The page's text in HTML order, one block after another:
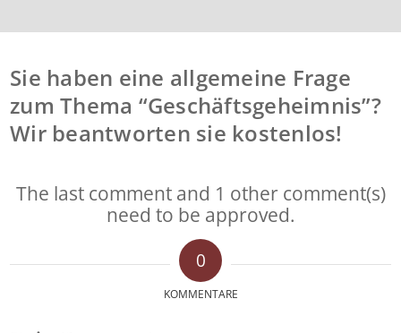
Sie haben eine allgemeine Frage
zum Thema “Geschäftsgeheimnis”?
Wir beantworten sie kostenlos!
The last comment and 1 other comment(s)
need to be approved.
0
KOMMENTARE